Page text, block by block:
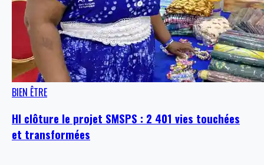
BIEN ÊTRE
HI clôture le projet SMSPS : 2 401 vies touchées
et transformées